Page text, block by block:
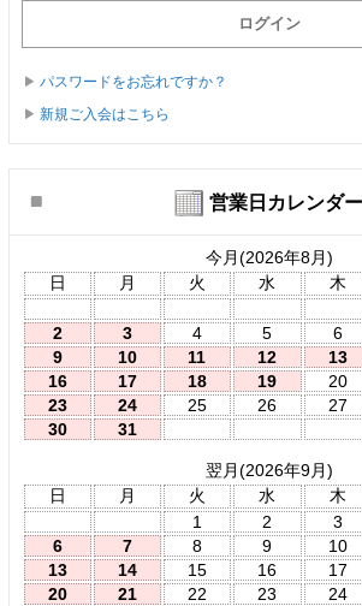
パスワードをお忘れですか？
新規ご入会はこちら
営業日カレンダー
今月(2026年8月)
日
月 火 水 木
2
3 4 5 6
9
10 11 12 13
16
17 18 19 20
23
24 25 26 27
30
31
翌月(2026年9月)
日
月 火 水 木
1
2 3
6
7 8 9 10
13
14 15 16 17
20
21 22 23 24